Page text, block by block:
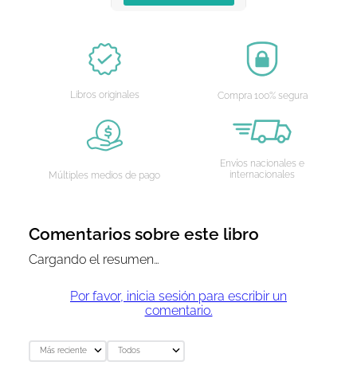
Libros originales Compra 100% segura
Múltiples medios de pago
Envíos nacionales e
internacionales
Comentarios sobre este libro
Cargando el resumen…
Por favor, inicia sesión para escribir un
comentario.
Más reciente Todos